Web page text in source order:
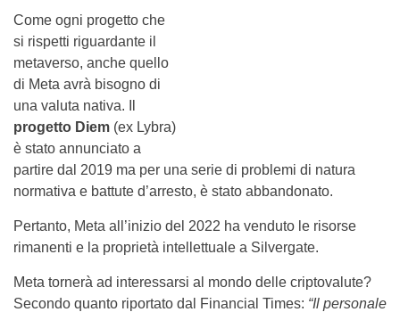
Come ogni progetto che
si rispetti riguardante il
metaverso, anche quello
di Meta avrà bisogno di
una valuta nativa. Il
progetto Diem (ex Lybra)
è stato annunciato a
partire dal 2019 ma per una serie di problemi di natura
normativa e battute d’arresto, è stato abbandonato.
Pertanto, Meta all’inizio del 2022 ha venduto le risorse
rimanenti e la proprietà intellettuale a Silvergate.
Meta tornerà ad interessarsi al mondo delle criptovalute?
Secondo quanto riportato dal Financial Times: “Il personale